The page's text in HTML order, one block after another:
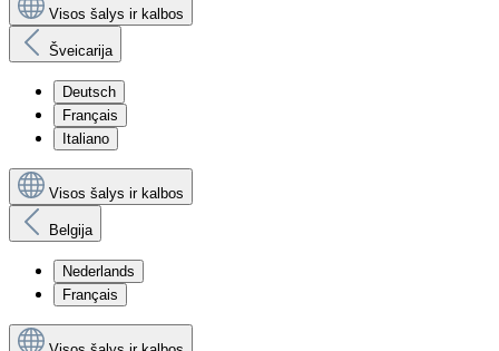
Visos šalys ir kalbos
Šveicarija
Deutsch
Français
Italiano
Visos šalys ir kalbos
Belgija
Nederlands
Français